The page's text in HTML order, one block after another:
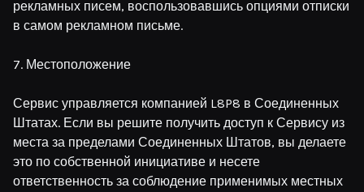
рекламных писем, воспользовавшись опциями отписки
в самом рекламном письме.
7. Местоположение
Сервис управляется компанией L8P8 в Соединенных
Штатах. Если вы решите получить доступ к Сервису из
места за пределами Соединенных Штатов, вы делаете
это по собственной инициативе и несете
ответственность за соблюдение применимых местных